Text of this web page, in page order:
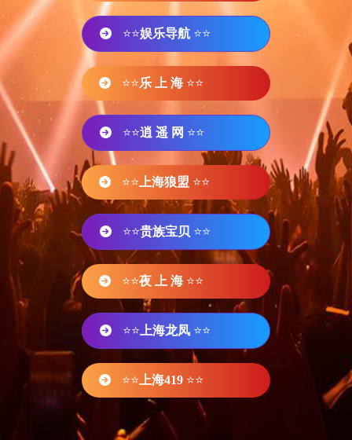
⭐⭐娱乐导航 ⭐⭐
⭐⭐乐 上 海 ⭐⭐
⭐⭐逍 遥 网 ⭐⭐
⭐⭐ 上海狼盟 ⭐⭐
⭐⭐贵族宝贝 ⭐⭐
⭐⭐夜 上 海 ⭐⭐
⭐⭐ 上海龙凤 ⭐⭐
⭐⭐ 上海419 ⭐⭐